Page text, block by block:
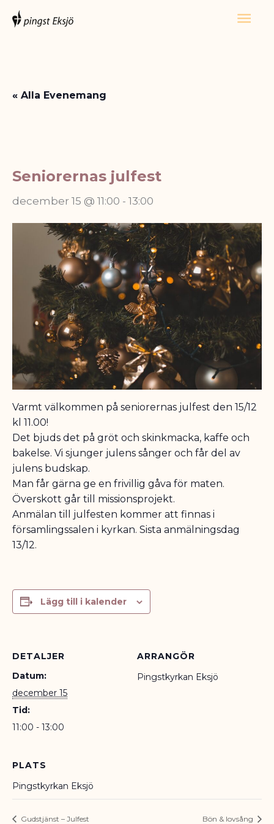
Hoppa
« Alla Evenemang
Seniorernas julfest
december 15 @ 11:00 - 13:00
Varmt välkommen på seniorernas julfest den 15/12
kl 11.00!
Det bjuds det på gröt och skinkmacka, kaffe och
bakelse. Vi sjunger julens sånger och får del av
julens budskap.
Man får gärna ge en frivillig gåva för maten.
Överskott går till missionsprojekt.
Anmälan till julfesten kommer att finnas i
församlingssalen i kyrkan. Sista anmälningsdag
13/12.
Lägg till i kalender
DETALJER
Datum:
december 15
Tid:
11:00 - 13:00
ARRANGÖR
Pingstkyrkan Eksjö
PLATS
Pingstkyrkan Eksjö
Gudstjänst – Julfest Bön & lovsång